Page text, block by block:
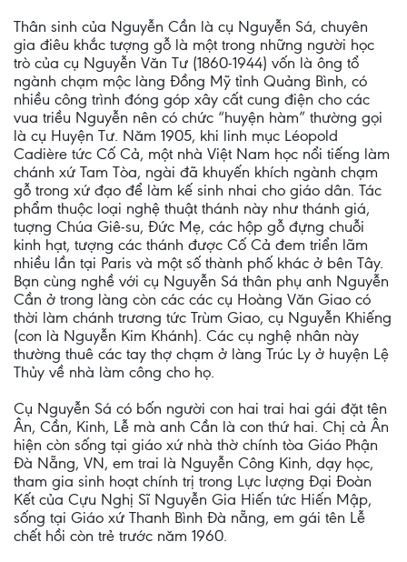
Thân sinh của Nguyễn Cần là cụ Nguyễn Sá, chuyên
gia điêu khắc tượng gỗ là một trong những người học
trò của cụ Nguyễn Văn Tư (1860-1944) vốn là ông tổ
ngành chạm mộc làng Đồng Mỹ tỉnh Quảng Bình, có
nhiều công trình đóng góp xây cất cung điện cho các
vua triều Nguyễn nên có chức “huyện hàm” thường gọi
là cụ Huyện Tư. Năm 1905, khi linh mục Léopold
Cadière tức Cố Cả, một nhà Việt Nam học nổi tiếng làm
chánh xứ Tam Tòa, ngài đã khuyến khích ngành chạm
gỗ trong xứ đạo để làm kế sinh nhai cho giáo dân. Tác
phẩm thuộc loại nghệ thuật thánh này như thánh giá,
tuợng Chúa Giê-su, Đức Mẹ, các hộp gỗ đựng chuỗi
kinh hạt, tượng các thánh được Cố Cả đem triển lãm
nhiều lần tại Paris và một số thành phố khác ở bên Tây.
Bạn cùng nghề với cụ Nguyễn Sá thân phụ anh Nguyễn
Cần ở trong làng còn các các cụ Hoàng Văn Giao có
thời làm chánh trương tức Trùm Giao, cụ Nguyễn Khiếng
(con là Nguyễn Kim Khánh). Các cụ nghệ nhân này
thường thuê các tay thợ chạm ở làng Trúc Ly ở huyện Lệ
Thủy về nhà làm công cho họ.
Cụ Nguyễn Sá có bốn người con hai trai hai gái đặt tên
Ân, Cần, Kinh, Lễ mà anh Cần là con thứ hai. Chị cả Ân
hiện còn sống tại giáo xứ nhà thờ chính tòa Giáo Phận
Đà Nẵng, VN, em trai là Nguyễn Công Kinh, dạy học,
tham gia sinh hoạt chính trị trong Lực lượng Đại Đoàn
Kết của Cựu Nghị Sĩ Nguyễn Gia Hiến tức Hiến Mập,
sống tại Giáo xứ Thanh Bình Đà nẵng, em gái tên Lễ
chết hồi còn trẻ trước năm 1960.